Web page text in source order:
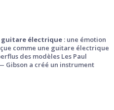
guitare électrique : une émotion
comme une guitare électrique
des modèles Les Paul
a créé un instrument